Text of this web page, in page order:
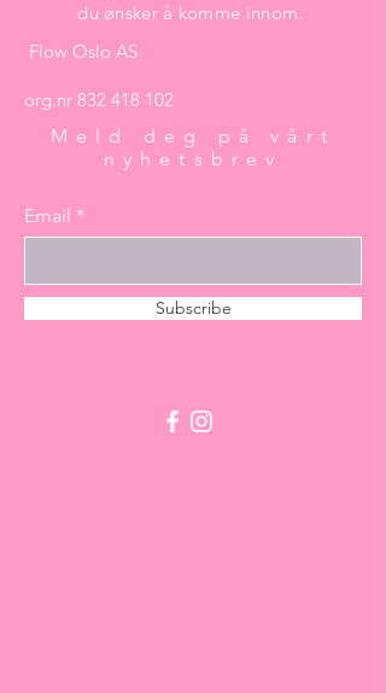
du ønsker å komme innom.
Flow Oslo AS
org.nr 832 418 102
Meld deg på vårt
nyhetsbrev
Email
Subscribe